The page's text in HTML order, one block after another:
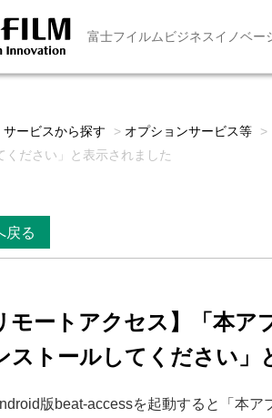
富士フイルムビジネスイノベー
サービスから探す > オプションサービス等 >
ください」と表示されました
戻る
モートアクセス】「本
ストールしてください」
版beat-accessを起動すると「本